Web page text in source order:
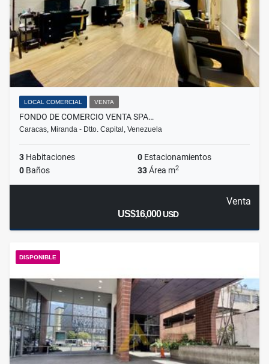
LOCAL COMERCIAL VENTA
FONDO DE COMERCIO VENTA SPA…
Caracas, Miranda - Dtto. Capital, Venezuela
3 Habitaciones 0 Estacionamientos
0 Baños 33Área m2
Venta
US$16,000USD
DISPONIBLE